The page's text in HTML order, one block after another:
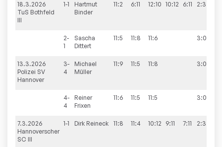
18.3.2026
TuS Bothfeld
III
1-1
Hartmut
Binder
11:2 6:11 12:10 10:12 6:11 2:3
2-
1
Sascha
Dittert
11:5 11:8 11:6 3:0
13.3.2026
Polizei SV
Hannover
3-
4
Michael
Müller
11:9 11:5 11:8 3:0
4-
4
Reiner
Frixen
11:6 11:5 11:5 3:0
7.3.2026
Hannoverscher
SC III
1-1 Dirk Reineck 11:8 11:4 10:12 9:11 7:11 2:3